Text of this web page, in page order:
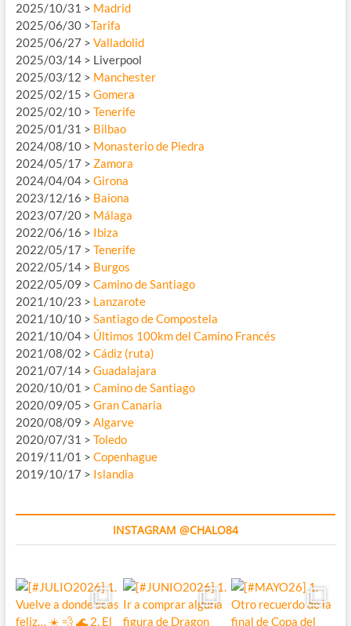
2025/10/31 > Madrid
2025/06/30 >Tarifa
2025/06/27 > Valladolid
2025/03/14 > Liverpool
2025/03/12 > Manchester
2025/02/15 > Gomera
2025/02/10 > Tenerife
2025/01/31 > Bilbao
2024/08/10 > Monasterio de Piedra
2024/05/17 > Zamora
2024/04/04 > Girona
2023/12/16 > Baiona
2023/07/20 > Málaga
2022/06/16 > Ibiza
2022/05/17 > Tenerife
2022/05/14 > Burgos
2022/05/09 > Camino de Santiago
2021/10/23 > Lanzarote
2021/10/10 > Santiago de Compostela
2021/10/04 > Últimos 100km del Camino Francés
2021/08/02 > Cádiz (ruta)
2021/07/14 > Guadalajara
2020/10/01 > Camino de Santiago
2020/09/05 > Gran Canaria
2020/08/09 > Algarve
2020/07/31 > Toledo
2019/11/01 > Copenhague
2019/10/17 > Islandia
INSTAGRAM @CHALO84